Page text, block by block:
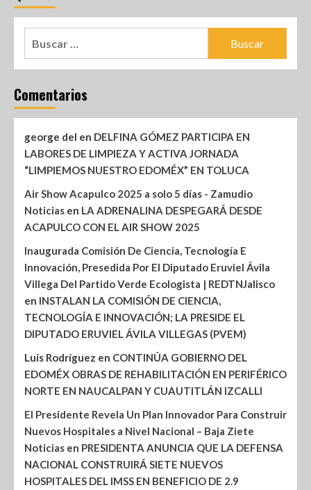
Comentarios
george del en DELFINA GÓMEZ PARTICIPA EN
LABORES DE LIMPIEZA Y ACTIVA JORNADA
“LIMPIEMOS NUESTRO EDOMÉX” EN TOLUCA
Air Show Acapulco 2025 a solo 5 días - Zamudio
Noticias en LA ADRENALINA DESPEGARÁ DESDE
ACAPULCO CON EL AIR SHOW 2025
Inaugurada Comisión De Ciencia, Tecnología E
Innovación, Presedida Por El Diputado Eruviel Ávila
Villega Del Partido Verde Ecologista | REDTNJalisco
en INSTALAN LA COMISIÓN DE CIENCIA,
TECNOLOGÍA E INNOVACIÓN; LA PRESIDE EL
DIPUTADO ERUVIEL ÁVILA VILLEGAS (PVEM)
Luis Rodríguez en CONTINÚA GOBIERNO DEL
EDOMÉX OBRAS DE REHABILITACIÓN EN PERIFÉRICO
NORTE EN NAUCALPAN Y CUAUTITLÁN IZCALLI
El Presidente Revela Un Plan Innovador Para Construir
Nuevos Hospitales a Nivel Nacional – Baja Ziete
Noticias en PRESIDENTA ANUNCIA QUE LA DEFENSA
NACIONAL CONSTRUIRÁ SIETE NUEVOS
HOSPITALES DEL IMSS EN BENEFICIO DE 2.9